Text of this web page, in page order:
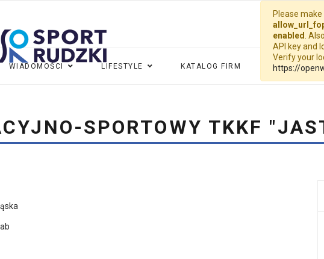
Please
enabled .
API key and
Verify your
https://
WIADOMOŚCI LIFESTYLE KATALOG FIRM WIDEO
SPORTOWY TKKF